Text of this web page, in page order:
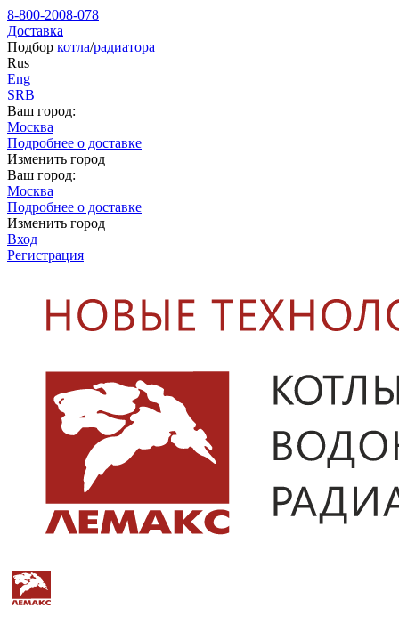
8-800-2008-078
Доставка
Подбор котла/радиатора
Rus
Eng
SRB
Ваш город:
Москва
Подробнее о доставке
Изменить город
Ваш город:
Москва
Подробнее о доставке
Изменить город
Вход
Регистрация